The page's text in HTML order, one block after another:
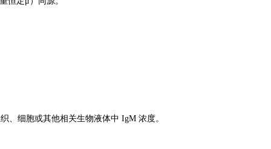
、细胞或其他相关生物液体中 IgM 浓度。